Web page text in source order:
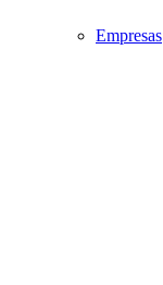
Empresas